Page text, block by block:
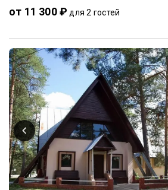
от 11 300 ₽ для 2 гостей